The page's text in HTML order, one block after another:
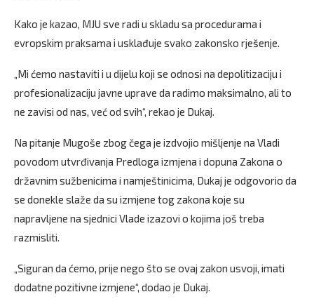
Kako je kazao, MJU sve radi u skladu sa procedurama i
evropskim praksama i usklađuje svako zakonsko rješenje.
„Mi ćemo nastaviti i u dijelu koji se odnosi na depolitizaciju i
profesionalizaciju javne uprave da radimo maksimalno, ali to
ne zavisi od nas, već od svih“, rekao je Dukaj.
Na pitanje Mugoše zbog čega je izdvojio mišljenje na Vladi
povodom utvrđivanja Predloga izmjena i dopuna Zakona o
državnim sužbenicima i namještinicima, Dukaj je odgovorio da
se donekle slaže da su izmjene tog zakona koje su
napravljene na sjednici Vlade izazovi o kojima još treba
razmisliti.
„Siguran da ćemo, prije nego što se ovaj zakon usvoji, imati
dodatne pozitivne izmjene“, dodao je Dukaj.